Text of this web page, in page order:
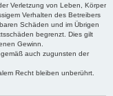
Verletzung von Leben, Körper
Verhalten des Betreibers
Schäden und im Übrigen
begrenzt. Dies gilt
Gewinn.
auch zugunsten der
Recht bleiben unberührt.